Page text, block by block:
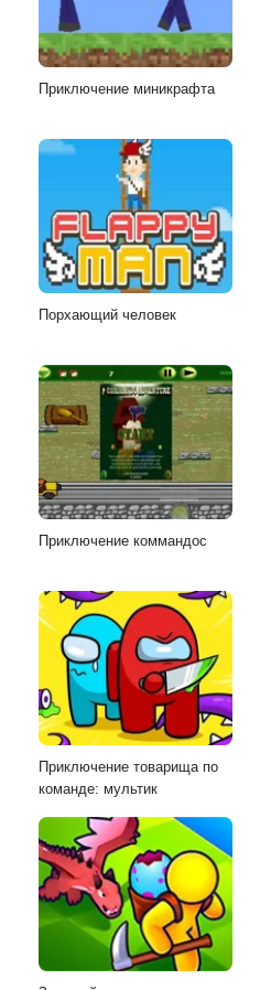
Приключение миникрафта
Порхающий человек
Приключение коммандос
Приключение товарища по
команде: мультик